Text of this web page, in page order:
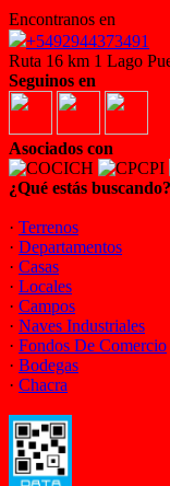
Encontranos en
+5492944373491
Ruta 16 km 1 Lago
Seguinos en
Asociados con
¿Qué estás buscando?
· Terrenos
· Departamentos
· Casas
· Locales
· Campos
· Naves Industriales
· Fondos De Comercio
· Bodegas
· Chacra